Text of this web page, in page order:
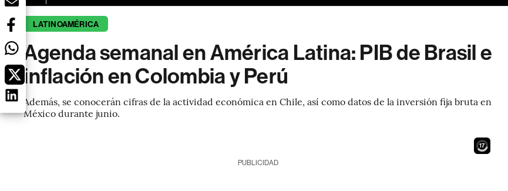
LATINOAMÉRICA
Agenda semanal en América Latina: PIB de Brasil e
inflación en Colombia y Perú
Además, se conocerán cifras de la actividad económica en Chile, así como datos de la inversión fija bruta en
México durante junio.
15
PUBLICIDAD